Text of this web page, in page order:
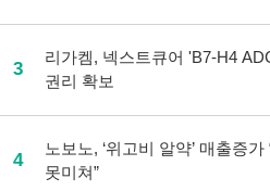
3
리가켐, 넥스트큐어 'B7-H4
권리 확보
4
노보노, ‘위고비 알약’ 매출증가
못미쳐”